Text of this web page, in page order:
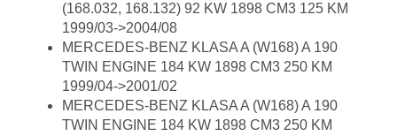
(168.032, 168.132) 92 KW 1898 CM3 125 KM
1999/03->2004/08
MERCEDES-BENZ KLASA A (W168) A 190
TWIN ENGINE 184 KW 1898 CM3 250 KM
1999/04->2001/02
MERCEDES-BENZ KLASA A (W168) A 190
TWIN ENGINE 184 KW 1898 CM3 250 KM